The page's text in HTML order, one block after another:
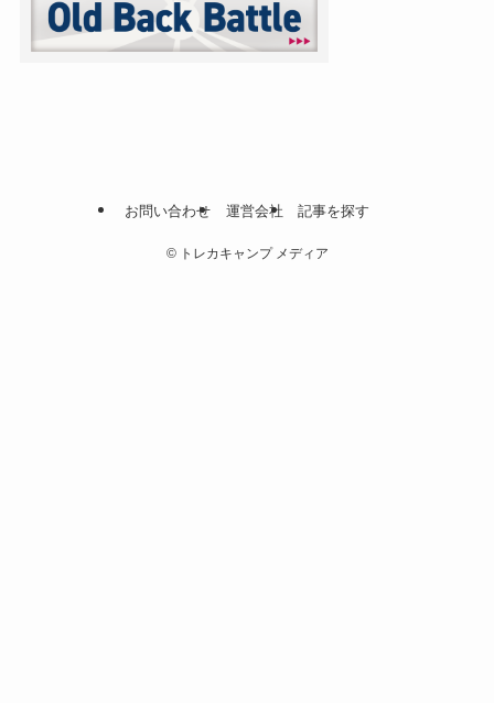
お問い合わせ 運営会社 記事を探す
©トレカキャンプ メディア